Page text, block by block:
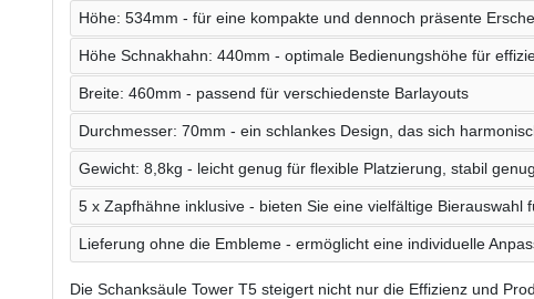
Höhe: 534mm - für eine kompakte und dennoch präsente
Höhe Schnakhahn: 440mm - optimale Bedienungshöhe für
Breite: 460mm - passend für verschiedenste Barlayouts
Durchmesser: 70mm - ein schlankes Design, das sich
Gewicht: 8,8kg - leicht genug für flexible Platzierung, stabil
5 x Zapfhähne inklusive - bieten Sie eine vielfältige Bierauswahl
Lieferung ohne die Embleme - ermöglicht eine individuelle
Die Schanksäule Tower T5 steigert nicht nur die Effizienz und